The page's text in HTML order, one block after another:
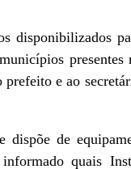
disponibilizados
e ao
de
quais